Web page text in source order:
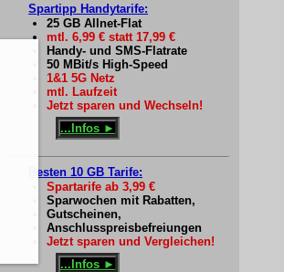
Spartipp Handytarife:
25 GB Allnet-Flat
mtl. 6,99 € statt 17,99 €
Handy- und SMS-Flatrate
50 MBit/s High-Speed
1&1 5G Netz
mtl. Laufzeit
Jetzt sparen und Wechseln!
...Infos ►
Besten 10 GB Tarife:
Spartarife ab 3,99 €
Sparwochen mit Rabatten,
Gutscheinen,
Anschlusspreisbefreiungen
Jetzt sparen und Vergleichen!
...Infos ►